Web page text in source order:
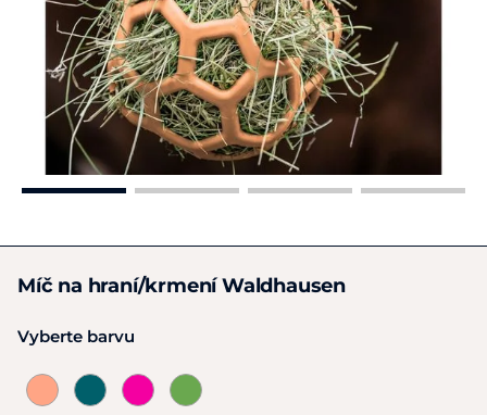
Míč na hraní/krmení Waldhausen
Vyberte barvu